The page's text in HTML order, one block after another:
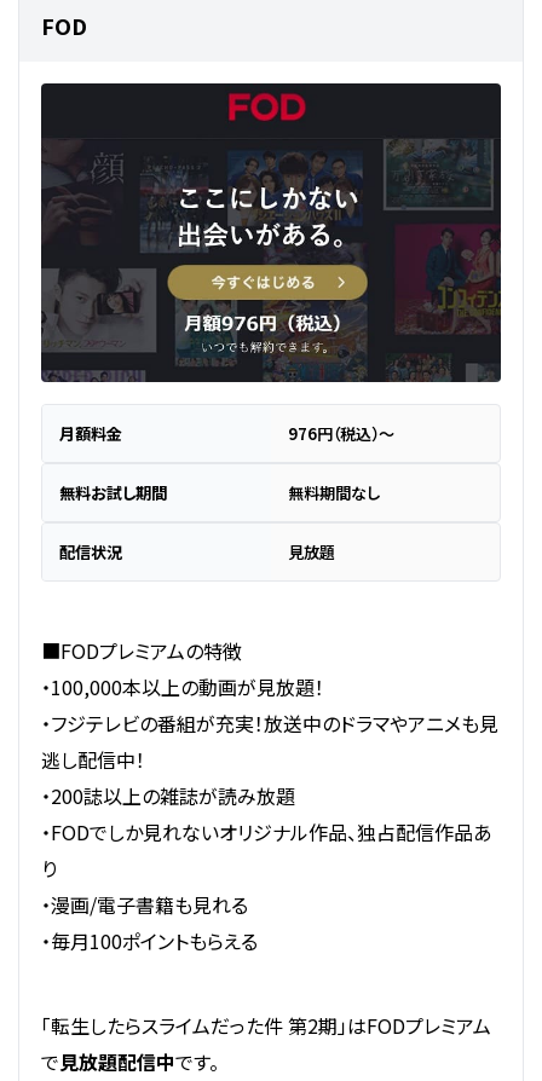
FOD
月額料金 976円（税込）～
無料お試し期間 無料期間なし
配信状況 見放題
■FODプレミアムの特徴
・100,000本以上の動画が見放題！
・フジテレビの番組が充実！放送中のドラマやアニメも見
逃し配信中！
・200誌以上の雑誌が読み放題
・FODでしか見れないオリジナル作品、独占配信作品あ
り
・漫画/電子書籍も見れる
・毎月100ポイントもらえる
「転生したらスライムだった件 第2期」はFODプレミアム
で見放題配信中です。